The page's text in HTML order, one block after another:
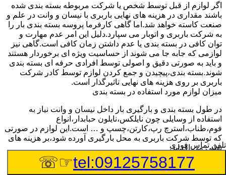
اگر لوازم از قبل توسط شخص یا شرکت مربوطه بسته بندی شده
باشند مقداری در هزینه های نهایی باربری با نیسان و وانت در علم و
صنعت کاسته خواهد شد.اما گاهی کارفرما پروسه بسته بندی بار را
به شرکت باربری و اتوبار می سپارد.دلیل این امر عدم مهارت و
توان کافی در بسته بندی یا عدم داشتن زمان کافی است.گاهی نیز
لوازمی که جابه جا می شوند از حساسیت ویژه ای برخوردار هستند
و باید به صورتی دقیق و اصولی توسط افرادی حرفه ای بسته بندی
شوند.بسته بندی،پیچیدن و جمع کردن لوازم توسط کادر شرکت
باربری بر روی هزینه های نهایی تاثیرگذار است.
میزان لوازم مورد استفاده در بسته بندی
در طول بسته بندی و بارگیری بار داخل نیسان و وانت نیاز به
استفاده از وسایلی چون نایلکس،نایلون حبابدار،انواع
فوم،طناب،استرچ رپ،کارتن،چسپ و … است.این لوازم در صورتی
که توسط شرکت باربری به محل بارگیری آورده شود،بر هزینه های
نهایی می افزاید.
چیدمان بار و اثاث
تلفن تماس فوری
tel:09125758177
☞☏